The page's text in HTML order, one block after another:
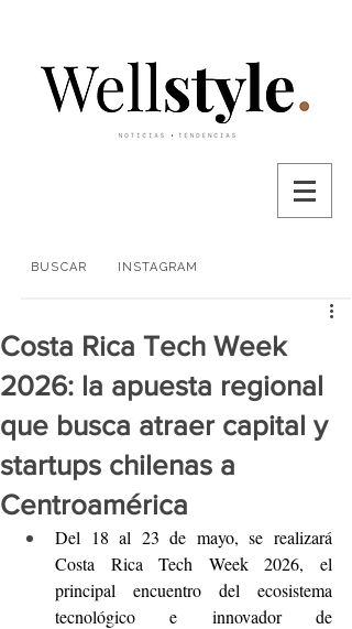
BUSCAR INSTAGRAM
Costa Rica Tech Week
2026: la apuesta regional
que busca atraer capital y
startups chilenas a
Centroamérica
Del 18 al 23 de mayo, se realizará
Costa Rica Tech Week 2026, el
principal encuentro del ecosistema
tecnológico e innovador de